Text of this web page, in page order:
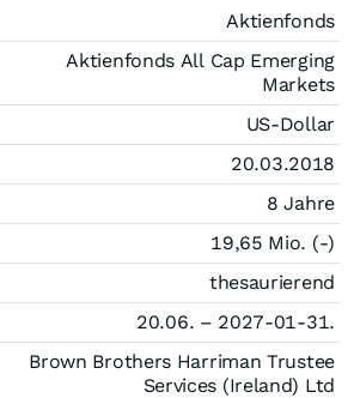
Aktienfonds
Aktienfonds All Cap Emerging
Markets
US-Dollar
20.03.2018
8 Jahre
19,65 Mio. (-)
thesaurierend
20.06. – 2027-01-31.
Brown Brothers Harriman Trustee
Services (Ireland) Ltd